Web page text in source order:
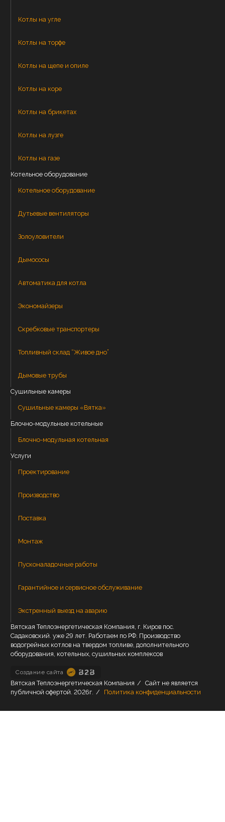
Котлы на угле
Котлы на торфе
Котлы на щепе и опиле
Котлы на коре
Котлы на брикетах
Котлы на лузге
Котлы на газе
Котельное оборудование
Котельное оборудование
Дутьевые вентиляторы
Золоуловители
Дымососы
Автоматика для котла
Экономайзеры
Скребковые транспортеры
Топливный склад “Живое дно”
Дымовые трубы
Сушильные камеры
Сушильные камеры «Вятка»
Блочно-модульные котельные
Блочно-модульная котельная
Услуги
Проектирование
Производство
Поставка
Монтаж
Пусконаладочные работы
Гарантийное и сервисное обслуживание
Экстренный выезд на аварию
Вятская Теплоэнергетическая Компания, г. Киров пос.
Садаковский. уже 29 лет. Работаем по РФ. Производство
водогрейных котлов на твердом топливе, дополнительного
оборудования, котельных, сушильных комплексов
Создание сайта
Вятская Теплоэнергетическая Компания / Сайт не является
публичной офертой. 2026г. / Политика конфиденциальности